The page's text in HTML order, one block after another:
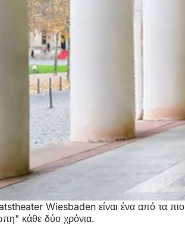
Wiesbaden είναι ένα από τα πιο
κάθε δύο χρόνια.